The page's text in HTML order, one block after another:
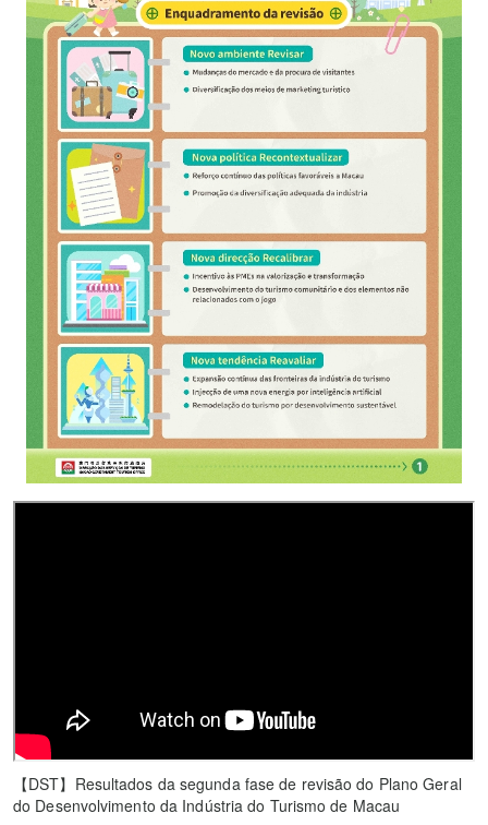
【DST】Resultados da segunda fase de revisão do Plano Geral
do Desenvolvimento da Indústria do Turismo de Macau